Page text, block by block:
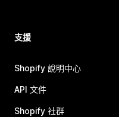
支援
Shopify 說明中心
API 文件
Shopify 社群